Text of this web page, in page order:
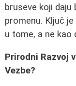
bruseve koji daju
promenu. Ključ
u tome, a ne kao
Prirodni Razvoj
Vezbe?